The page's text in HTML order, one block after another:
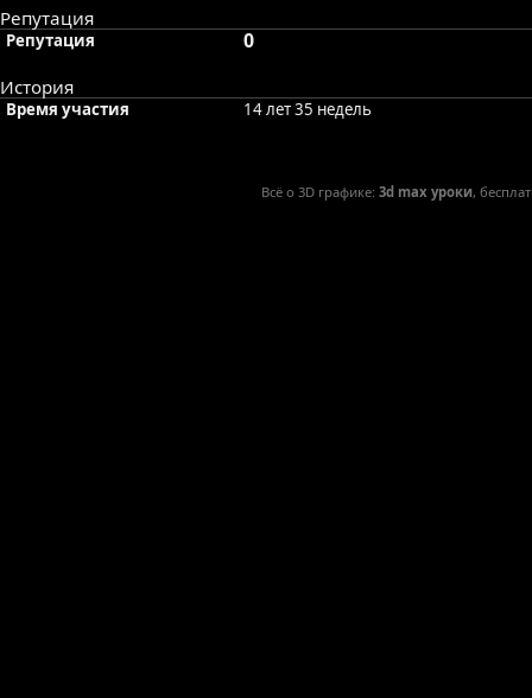
Репутация
Репутация 0
История
Время участия 14 лет 35 недель
Всё о 3D графике:3d max уроки,